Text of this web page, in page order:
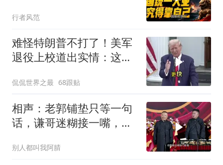
行者风范
难怪特朗普不打了！美军
退役上校道出实情：这场
侃侃世界之最 68跟贴
相声：老郭铺垫只等一句
话，谦哥迷糊接一嘴，包
别人都叫我阿腈